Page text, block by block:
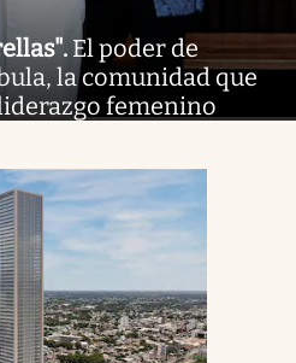
. El poder de
la comunidad que
femenino